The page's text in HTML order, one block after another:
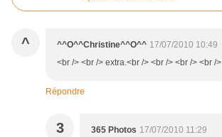
^ ^^O^^Christine^^O^^ 17/07/2010 10:49
<br /> <br /> extra.<br /> <br /> <br /> <br />
Répondre
3 365 Photos 17/07/2010 11:29